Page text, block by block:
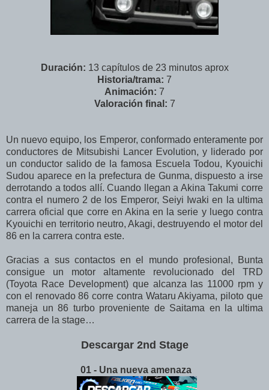
Duración: 13 capítulos de 23 minutos aprox
Historia/trama: 7
Animación: 7
Valoración final: 7
Un nuevo equipo, los Emperor, conformado enteramente por
conductores de Mitsubishi Lancer Evolution, y liderado por
un conductor salido de la famosa Escuela Todou, Kyouichi
Sudou aparece en la prefectura de Gunma, dispuesto a irse
derrotando a todos allí. Cuando llegan a Akina Takumi corre
contra el numero 2 de los Emperor, Seiyi Iwaki en la ultima
carrera oficial que corre en Akina en la serie y luego contra
Kyouichi en territorio neutro, Akagi, destruyendo el motor del
86 en la carrera contra este.
Gracias a sus contactos en el mundo profesional, Bunta
consigue un motor altamente revolucionado del TRD
(Toyota Race Development) que alcanza las 11000 rpm y
con el renovado 86 corre contra Wataru Akiyama, piloto que
maneja un 86 turbo proveniente de Saitama en la ultima
carrera de la stage…
Descargar 2nd Stage
01 - Una nueva amenaza